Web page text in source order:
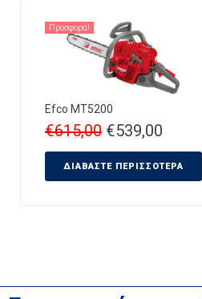
Προσφορά!
Efco MT5200
€615,00 €539,00
ΔΙΑΒΆΣΤΕ ΠΕΡΙΣΣΌΤΕΡΑ